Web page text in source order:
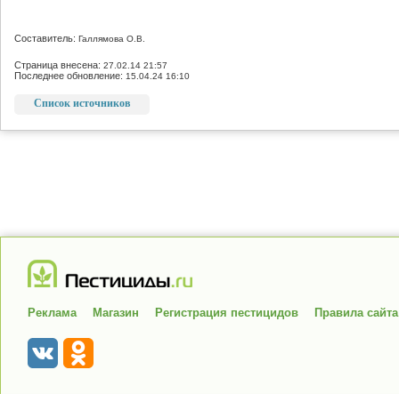
Составитель: Галлямова О.В.
Страница внесена: 27.02.14 21:57
Последнее обновление: 15.04.24 16:10
Список источников
Реклама Магазин Регистрация пестицидов Правила сайта